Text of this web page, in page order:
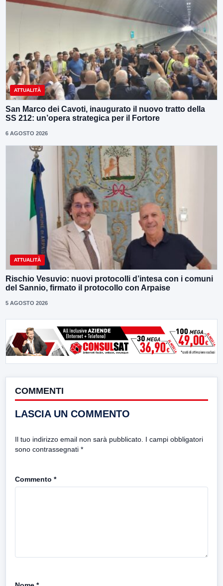
ATTUALITÀ
San Marco dei Cavoti, inaugurato il nuovo tratto della
SS 212: un’opera strategica per il Fortore
6 AGOSTO 2026
ATTUALITÀ
Rischio Vesuvio: nuovi protocolli d’intesa con i comuni
del Sannio, firmato il protocollo con Arpaise
5 AGOSTO 2026
COMMENTI
LASCIA UN COMMENTO
Il tuo indirizzo email non sarà pubblicato. I campi obbligatori
sono contrassegnati *
Commento *